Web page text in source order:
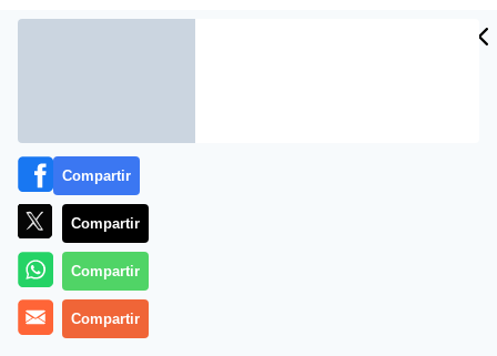
La evolución de María Patiño es sorprendente.
No solo su meteórica trayectoria profesional que la
posiciona entre las presentadoras más populares del
Compartir
Compartir
Compartir
Compartir